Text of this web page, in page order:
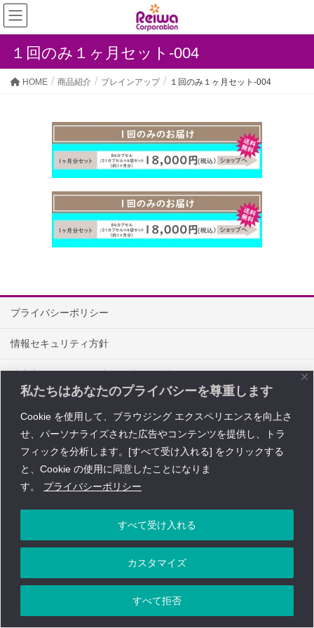
私たちはあなたのプライバシーを尊重します
Cookie を使用して、ブラウジング エクスペリエンスを向上さ
せ、パーソナライズされた広告やコンテンツを提供し、トラ
フィックを分析します。[すべて受け入れる] をクリックする
と、Cookie の使用に同意したことになりま
す。
プライバシーポリシー
カスタマイズ
すべて拒否
すべて受け入れる
１回のみ１ヶ月セット-004
HOME 商品紹介 ブレインアップ １回のみ１ヶ月セット-004
プライバシーポリシー
情報セキュリティ方針
特定商取引に関する法律に基づく表記
Copyright © レイワ・コーポレーション All Rights Reserved.
株式会社ダイコーホールディングスグループ
株式会社ダイコーロジテック
株式会社レイワ・コーポレーション